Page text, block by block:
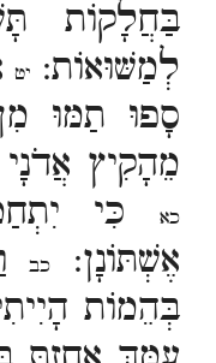
בַּחֲלָקוֹת
לְמַשּׁוּאוֹת: יט
סָפוּ תַמּוּ
מֵהָקִיץ
כא
כִּי
אֶשְׁתּוֹנָן:
כב
בְּהֵמוֹת